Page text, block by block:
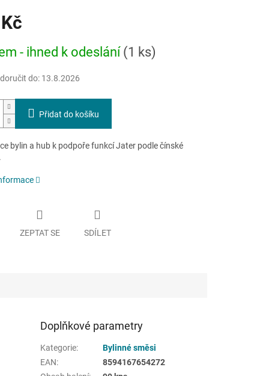
- ihned k odeslání (1 ks)
do: 13.8.2026
Přidat do košíku
bylin a hub k podpoře funkcí Jater podle čínské
ZEPTAT SE SDÍLET
Doplňkové parametry
Kategorie:
Bylinné směsi
EAN:
8594167654272